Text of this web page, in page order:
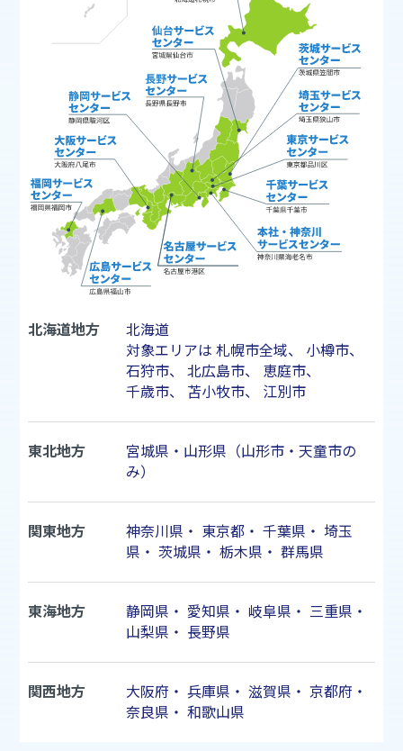
北海道地方
北海道
対象エリアは 札幌市全域、 小樽市、
石狩市、 北広島市、 恵庭市、
千歳市、 苫小牧市、 江別市
東北地方
宮城県・山形県（山形市・天童市の
み）
関東地方 神奈川県 ・ 東京都・ 千葉県 ・ 埼玉
県 ・ 茨城県 ・ 栃木県 ・ 群馬県
東海地方 静岡県 ・ 愛知県 ・ 岐阜県 ・ 三重県 ・
山梨県 ・ 長野県
関西地方 大阪府 ・ 兵庫県 ・ 滋賀県 ・ 京都府 ・
奈良県 ・ 和歌山県